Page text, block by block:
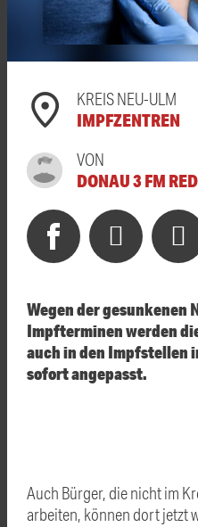
KREIS NEU-ULM
IMPFZENTREN
VON
DONAU 3 FM
Wegen der gesunkenen
Impfterminen werden
auch in den Impfstellen
sofort angepasst.
Auch Bürger, die nicht im
arbeiten, können dort jetzt